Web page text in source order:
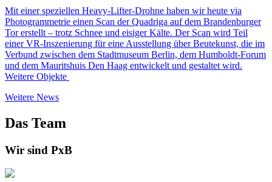
Mit einer speziellen Heavy-Lifter-Drohne haben wir heute via
Photogrammetrie einen Scan der Quadriga auf dem Brandenburger
Tor erstellt – trotz Schnee und eisiger Kälte. Der Scan wird Teil
einer VR-Inszenierung für eine Ausstellung über Beutekunst, die im
Verbund zwischen dem Stadtmuseum Berlin, dem Humboldt-Forum
und dem Mauritshuis Den Haag entwickelt und gestaltet wird.
Weitere Objekte
Weitere News
Das Team
Wir sind PxB